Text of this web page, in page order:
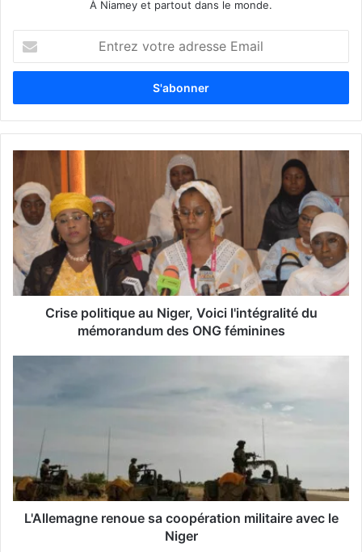
À Niamey et partout dans le monde.
t
e
z
r
e
a
r
Crise politique au Niger, Voici l'intégralité du
mémorandum des ONG féminines
L'Allemagne renoue sa coopération militaire avec le
Niger